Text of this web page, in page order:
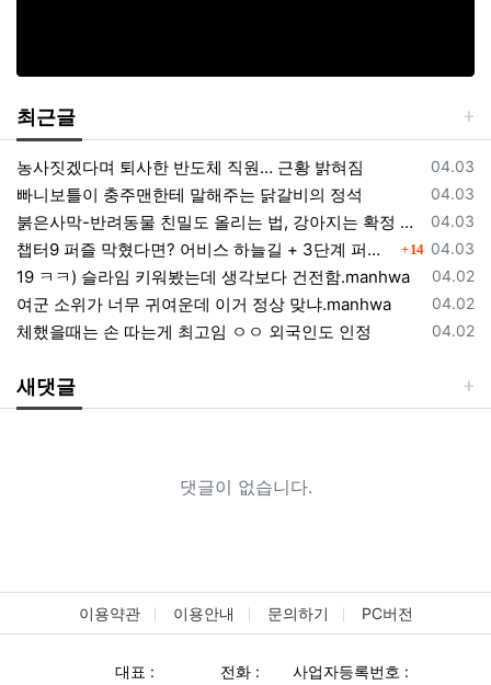
최근글
등록일
04.03
농사짓겠다며 퇴사한 반도체 직원… 근황 밝혀짐
등록일
04.03
빠니보틀이 충주맨한테 말해주는 닭갈비의 정석
등록일
04.03
붉은사막-반려동물 친밀도 올리는 법, 강아지는 확정 고양이는 조건 확인
등록일
04.03
챕터9 퍼즐 막혔다면? 어비스 하늘길 + 3단계 퍼즐 공략 순서 정리 (길찾기 포함) 댓글
14
등록일
04.02
19 ㅋㅋ) 슬라임 키워봤는데 생각보다 건전함.manhwa
등록일
04.02
여군 소위가 너무 귀여운데 이거 정상 맞냐.manhwa
등록일
04.02
체했을때는 손 따는게 최고임 ㅇㅇ 외국인도 인정
새댓글
댓글이 없습니다.
이용약관 이용안내 문의하기 PC버전
대표 : 전화 : 사업자등록번호 :